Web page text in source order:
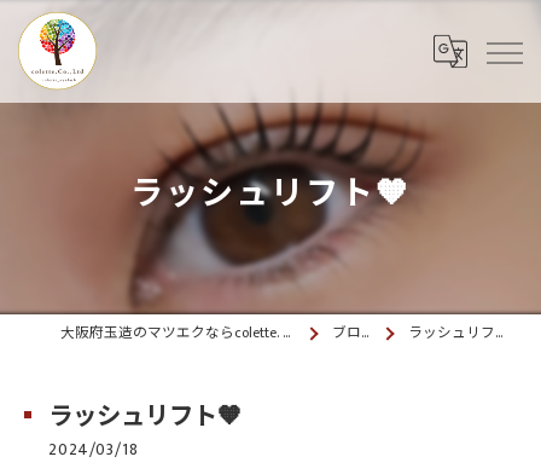
ラッシュリフト🧡
大阪府玉造のマツエクならcolette. 玉造 ブログ ラッシュリフト🧡
ラッシュリフト🧡
2024/03/18